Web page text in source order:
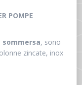
POMPE
sommersa, sono
zincate, inox